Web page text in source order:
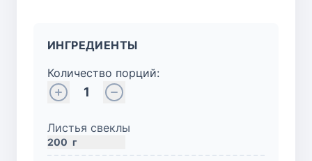
ИНГРЕДИЕНТЫ
Количество порций:
1
Листья свеклы
200 г